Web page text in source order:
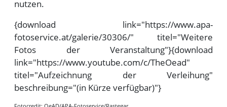
nutzen.
{download link="https://www.apa-
fotoservice.at/galerie/30306/" titel="Weitere
Fotos der Veranstaltung"}{download
link="https://www.youtube.com/c/TheOead"
titel="Aufzeichnung der Verleihung"
beschreibung="(in Kürze verfügbar)"}